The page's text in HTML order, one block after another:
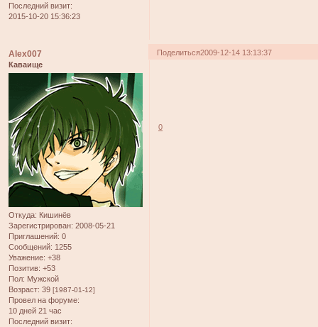
Последний визит:
2015-10-20 15:36:23
Поделиться2009-12-14 13:13:37
Alex007
Каваище
Откуда: Кишинёв
Зарегистрирован: 2008-05-21
Приглашений: 0
Сообщений: 1255
Уважение: +38
Позитив: +53
Пол: Мужской
Возраст: 39 [1987-01-12]
Провел на форуме:
10 дней 21 час
Последний визит:
0